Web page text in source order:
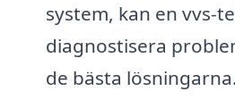
system, kan en vvs-
diagnostisera
de bästa lösningarna.